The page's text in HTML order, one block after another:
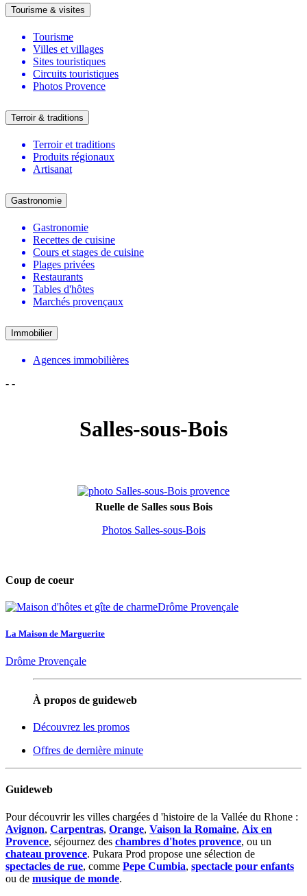
Tourisme & visites
Tourisme
Villes et villages
Sites touristiques
Circuits touristiques
Photos Provence
Terroir & traditions
Terroir et traditions
Produits régionaux
Artisanat
Gastronomie
Gastronomie
Recettes de cuisine
Cours et stages de cuisine
Plages privées
Restaurants
Tables d'hôtes
Marchés provençaux
Immobilier
Agences immobilières
- -
Salles-sous-Bois
Ruelle de Salles sous Bois
Photos Salles-sous-Bois
Coup de coeur
La Maison de Marguerite
Drôme Provençale
À propos de guideweb
Découvrez les promos
Offres de dernière minute
Guideweb
Pour découvrir les villes chargées d 'histoire de la Vallée du Rhone :
Avignon, Carpentras, Orange, Vaison la Romaine, Aix en
Provence, séjournez des chambres d'hotes provence, ou un
chateau provence. Pukara Prod propose une sélection de
spectacles de rue, comme Pepe Cumbia, spectacle pour enfants
ou de musique de monde.